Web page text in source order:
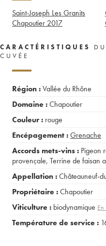
Saint-Joseph Les Granits
Chapoutier 2017
CARACTÉRISTIQUES
CUVÉE
Région :Vallée du Rhône
Domaine :Chapoutier
Couleur : rouge
Encépagement :Grenache
Accords mets-vins : Pigeon
provençale, Terrine de faisan
Appellation :Châteauneuf-
Propriétaire :Chapoutier
Viticulture : biodynamique En
Température de service :